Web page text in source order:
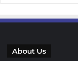
About Us